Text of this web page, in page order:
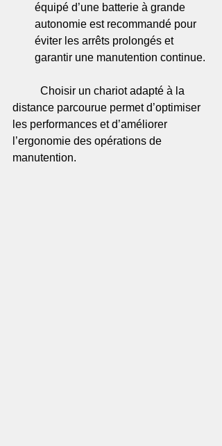
équipé d’une batterie à grande
autonomie est recommandé pour
éviter les arrêts prolongés et
garantir une manutention continue.
distance parcourue permet d’optimiser
les performances et d’améliorer
l’ergonomie des opérations de
manutention.